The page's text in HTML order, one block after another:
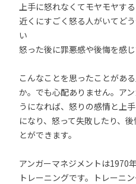
上手に怒れなくてモヤモヤする
近くにすごく怒る人がいてど
い
怒った後に罪悪感や後悔を感
こんなことを思ったことがあ
か。でも心配ありません。ア
うになれば、怒りの感情と上
になり、怒って失敗したり、
とができます。
アンガーマネジメントは1970
トレーニングです。トレーニ